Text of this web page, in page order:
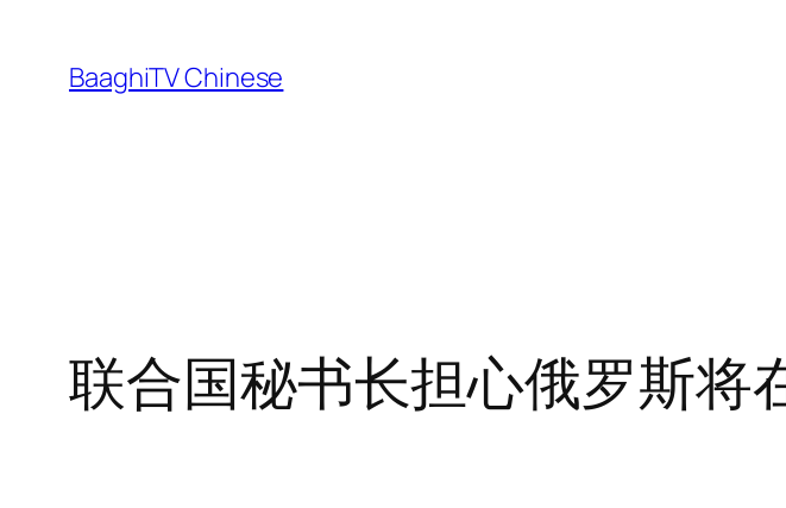
content
BaaghiTV Chinese
联合国秘书长担心俄罗斯将